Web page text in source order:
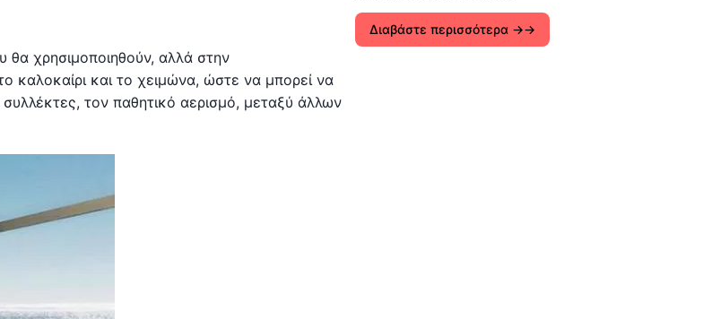
θα χρησιμοποιηθούν, αλλά στην
καλοκαίρι και το χειμώνα, ώστε να μπορεί να
τον παθητικό αερισμό, μεταξύ άλλων
Διαβάστε περισσότερα →